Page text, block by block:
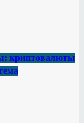
криптовалюты